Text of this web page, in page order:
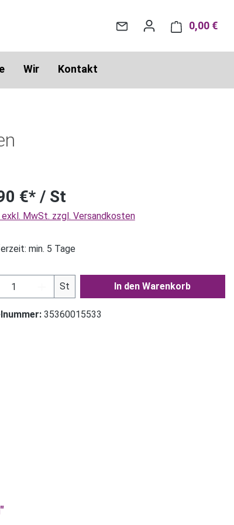
0,00 €
Wir Kontakt
€* / St
MwSt. zzgl. Versandkosten
min. 5 Tage
Anzahl: Gib den gewünschten
St In den Warenkorb
35360015533